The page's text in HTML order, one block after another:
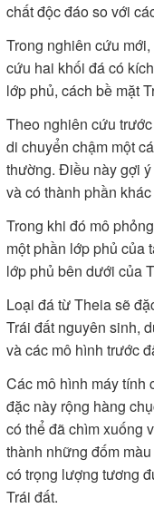
chất độc đáo so với
Trong nghiên cứu
cứu hai khối đá có
lớp phủ, cách bề mặt
Theo nghiên cứu
di chuyển chậm một
thường. Điều này gợi
và có thành phần
Trong khi đó mô
một phần lớp phủ của
lớp phủ bên dưới của
Loại đá từ Theia sẽ
Trái đất nguyên sinh,
và các mô hình trước
Các mô hình máy tính
đặc này rộng hàng
có thể đã chìm xuống
thành những đốm
có trọng lượng tương
Trái đất.